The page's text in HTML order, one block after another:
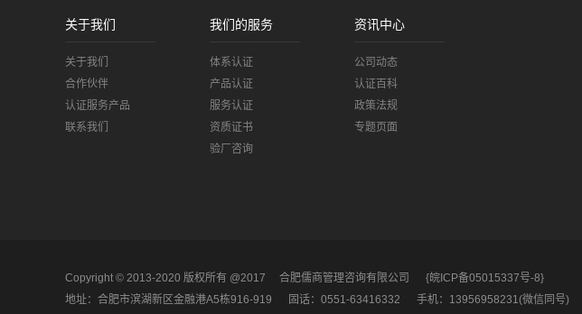
关于我们
关于我们
合作伙伴
认证服务产品
联系我们
我们的服务
体系认证
产品认证
服务认证
资质证书
验厂咨询
资讯中心
公司动态
认证百科
政策法规
专题页面
Copyright © 2013-2020 版权所有 @2017 合肥儒商管理咨询有限公司
{皖ICP备05015337号-8}
地址：合肥市滨湖新区金融港A5栋916-919
固话：0551-63416332 手机：13956958231(微信同号)